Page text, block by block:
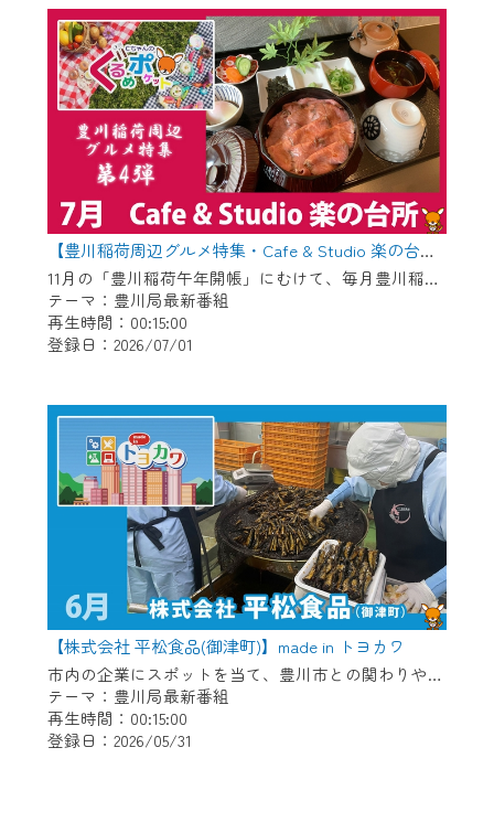
【豊川稲荷周辺グルメ特集・Cafe & Studio 楽の台所】Cちゃんのぐるめポケット
11月の「豊川稲荷午年開帳」にむけて、毎月豊川稲荷周辺のグルメを紹介します！ 今回は昨年6月にオープンした管理栄養士がプロデュースするお店「Cafe & Studio 楽の台所」です。
テーマ：豊川局最新番組
再生時間：00:15:00
登録日：2026/07/01
【株式会社 平松食品(御津町)】made in トヨカワ
市内の企業にスポットを当て、豊川市との関わりや自慢の商品などを放送。 【紹介企業】株式会社 平松食品(御津町)
テーマ：豊川局最新番組
再生時間：00:15:00
登録日：2026/05/31